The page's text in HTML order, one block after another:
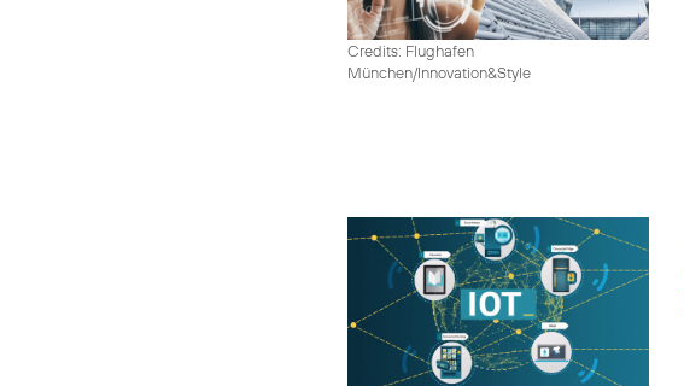
Credits: Flughafen
München/Innovation&Style